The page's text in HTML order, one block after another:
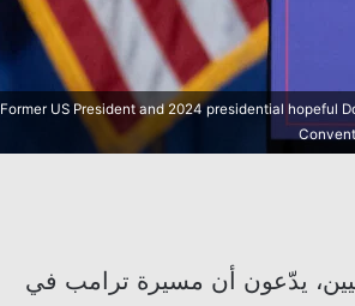
Former US President and 2024 presidential hopeful
يدّعون أن مسيرة ترامب في